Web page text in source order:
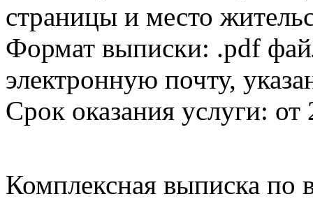
страницы и место
Формат выписки: .pdf
электронную почту,
Срок оказания услуги: от
Комплексная выписка